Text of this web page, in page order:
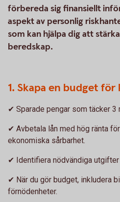
förbereda sig finansiellt
aspekt av personlig
som kan hjälpa dig att
beredskap.
1. Skapa en budget för
✔ Sparade pengar som täcker 3
✔ Avbetala lån med hög ränta
ekonomiska sårbarhet.
✔ Identifiera nödvändiga
✔ När du gör budget, inkludera
förnödenheter.